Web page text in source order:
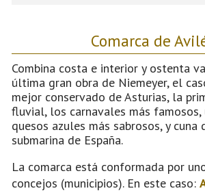
Comarca de
Combina costa e interior y ostenta
última gran obra de Niemeyer, el
mejor conservado de Asturias, la
fluvial, los carnavales más famosos,
quesos azules más sabrosos, y cuna
submarina de España.
La comarca está conformada por
concejos (municipios). En este caso: